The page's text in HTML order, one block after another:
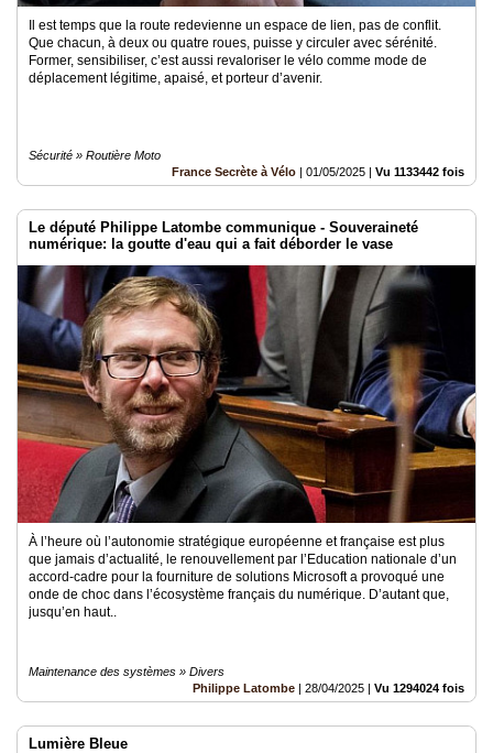
Il est temps que la route redevienne un espace de lien, pas de conflit.
Que chacun, à deux ou quatre roues, puisse y circuler avec sérénité.
Former, sensibiliser, c’est aussi revaloriser le vélo comme mode de
déplacement légitime, apaisé, et porteur d’avenir.
Sécurité » Routière Moto
France Secrète à Vélo | 01/05/2025 | Vu 1133442 fois
Le député Philippe Latombe communique - Souveraineté
numérique: la goutte d'eau qui a fait déborder le vase
À l’heure où l’autonomie stratégique européenne et française est plus
que jamais d’actualité, le renouvellement par l’Education nationale d’un
accord-cadre pour la fourniture de solutions Microsoft a provoqué une
onde de choc dans l’écosystème français du numérique. D’autant que,
jusqu’en haut..
Maintenance des systèmes » Divers
Philippe Latombe | 28/04/2025 | Vu 1294024 fois
Lumière Bleue